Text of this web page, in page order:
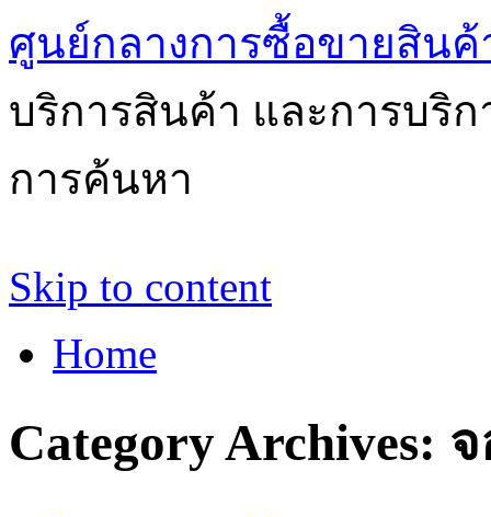
ศูนย์กลางการซื้อขายสินค้
บริการสินค้า และการบริ
การค้นหา
Skip to content
Home
Category Archives: